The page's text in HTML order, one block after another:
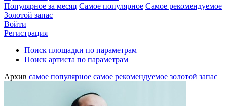
Популярное за месяц Самое популярное Самое рекомендуемое
Золотой запас
Войти
Регистрация
Поиск площадки по параметрам
Поиск артиста по параметрам
Архив самое популярное самое рекомендуемое золотой запас